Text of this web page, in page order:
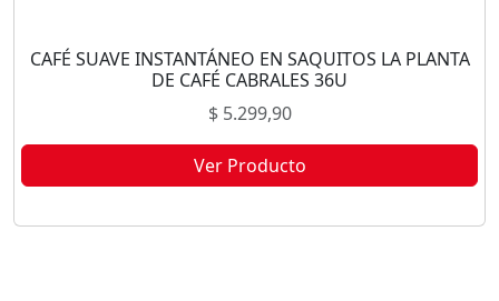
CAFÉ SUAVE INSTANTÁNEO EN SAQUITOS LA PLANTA
DE CAFÉ CABRALES 36U
$5.299,90
Ver Producto